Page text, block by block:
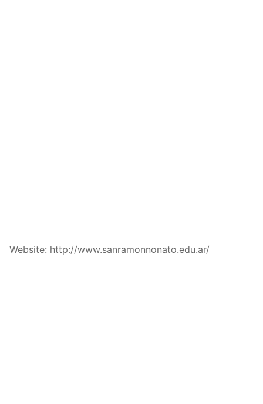
Website: http://www.sanramonnonato.edu.ar/